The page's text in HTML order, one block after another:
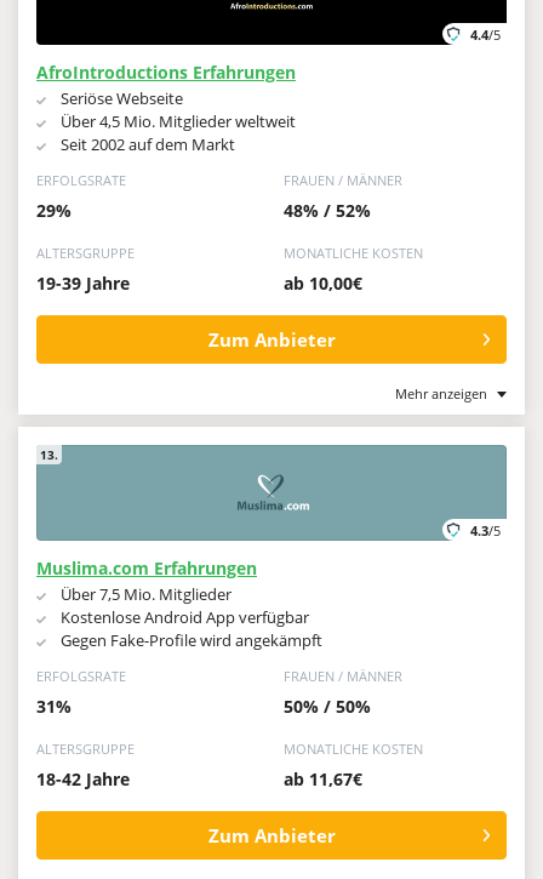
4.4/5
AfroIntroductions Erfahrungen
Seriöse Webseite
Über 4,5 Mio. Mitglieder weltweit
Seit 2002 auf dem Markt
ERFOLGSRATE
29%
FRAUEN / MÄNNER
48% / 52%
ALTERSGRUPPE
19-39 Jahre
MONATLICHE KOSTEN
ab 10,00€
Zum Anbieter
Mehr anzeigen
13.
4.3/5
Muslima.com Erfahrungen
Über 7,5 Mio. Mitglieder
Kostenlose Android App verfügbar
Gegen Fake-Profile wird angekämpft
ERFOLGSRATE
31%
FRAUEN / MÄNNER
50% / 50%
ALTERSGRUPPE
18-42 Jahre
MONATLICHE KOSTEN
ab 11,67€
Zum Anbieter